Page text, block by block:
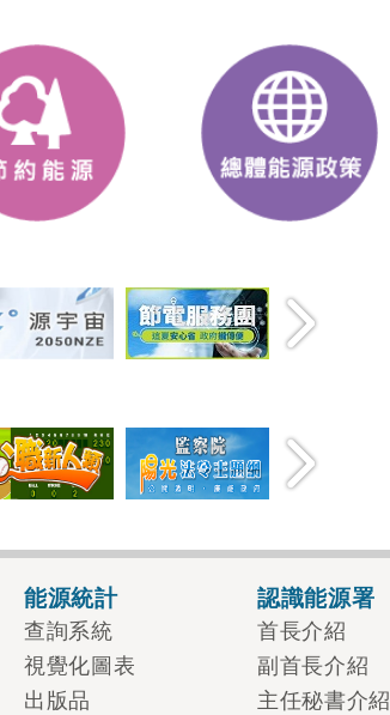
能源統計
查詢系統
視覺化圖表
出版品
認識能源署
首長介紹
副首長介紹
主任秘書介紹